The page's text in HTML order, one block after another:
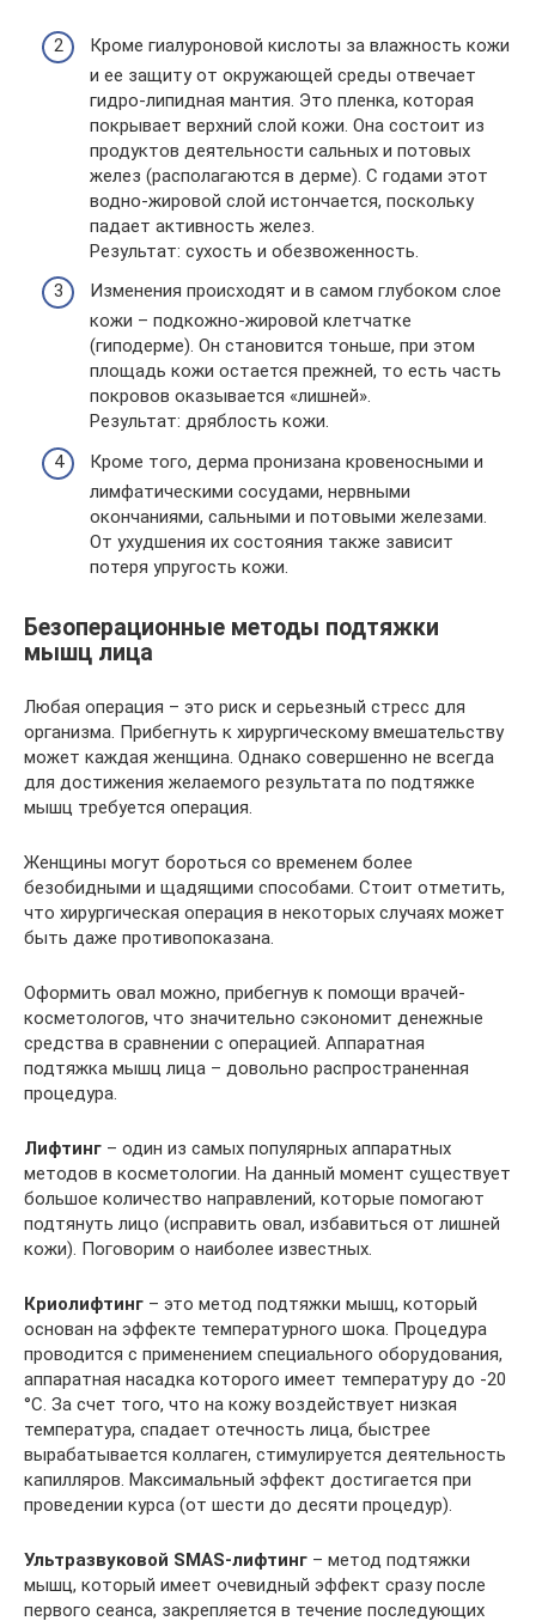
Кроме гиалуроновой кислоты за влажность кожи
и ее защиту от окружающей среды отвечает
гидро-липидная мантия. Это пленка, которая
покрывает верхний слой кожи. Она состоит из
продуктов деятельности сальных и потовых
желез (располагаются в дерме). С годами этот
водно-жировой слой истончается, поскольку
падает активность желез.
Результат: сухость и обезвоженность.
Изменения происходят и в самом глубоком слое
кожи – подкожно-жировой клетчатке
(гиподерме). Он становится тоньше, при этом
площадь кожи остается прежней, то есть часть
покровов оказывается «лишней».
Результат: дряблость кожи.
Кроме того, дерма пронизана кровеносными и
лимфатическими сосудами, нервными
окончаниями, сальными и потовыми железами.
От ухудшения их состояния также зависит
потеря упругость кожи.
Безоперационные методы подтяжки
мышц лица
Любая операция – это риск и серьезный стресс для
организма. Прибегнуть к хирургическому вмешательству
может каждая женщина. Однако совершенно не всегда
для достижения желаемого результата по подтяжке
мышц требуется операция.
Женщины могут бороться со временем более
безобидными и щадящими способами. Стоит отметить,
что хирургическая операция в некоторых случаях может
быть даже противопоказана.
Оформить овал можно, прибегнув к помощи врачей-
косметологов, что значительно сэкономит денежные
средства в сравнении с операцией. Аппаратная
подтяжка мышц лица – довольно распространенная
процедура.
Лифтинг – один из самых популярных аппаратных
методов в косметологии. На данный момент существует
большое количество направлений, которые помогают
подтянуть лицо (исправить овал, избавиться от лишней
кожи). Поговорим о наиболее известных.
Криолифтинг – это метод подтяжки мышц, который
основан на эффекте температурного шока. Процедура
проводится с применением специального оборудования,
аппаратная насадка которого имеет температуру до -20
°С. За счет того, что на кожу воздействует низкая
температура, спадает отечность лица, быстрее
вырабатывается коллаген, стимулируется деятельность
капилляров. Максимальный эффект достигается при
проведении курса (от шести до десяти процедур).
Ультразвуковой SMAS-лифтинг – метод подтяжки
мышц, который имеет очевидный эффект сразу после
первого сеанса, закрепляется в течение последующих